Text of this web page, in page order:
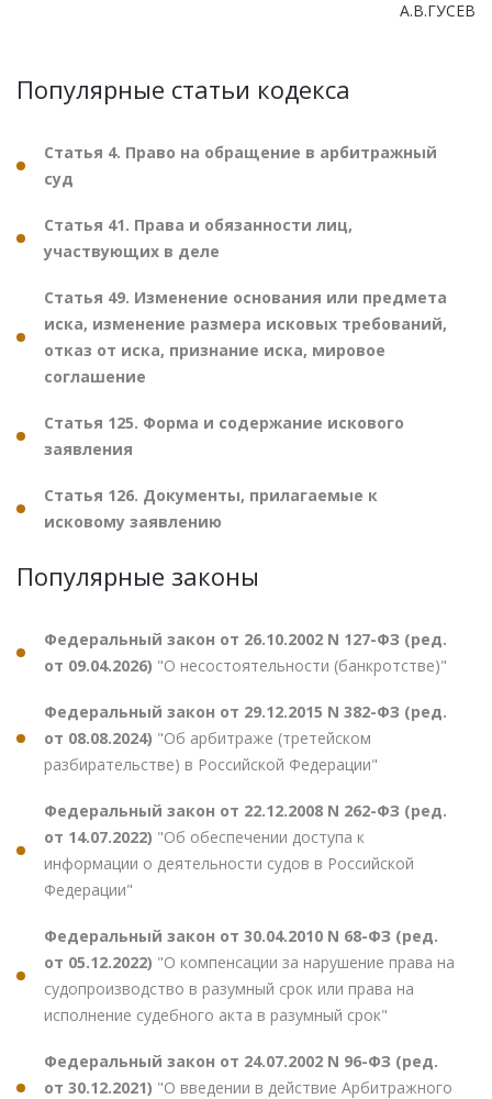
А.В.ГУСЕВ
Популярные статьи кодекса
Статья 4. Право на обращение в арбитражный
суд
Статья 41. Права и обязанности лиц,
участвующих в деле
Статья 49. Изменение основания или предмета
иска, изменение размера исковых требований,
отказ от иска, признание иска, мировое
соглашение
Статья 125. Форма и содержание искового
заявления
Статья 126. Документы, прилагаемые к
исковому заявлению
Популярные законы
Федеральный закон от 26.10.2002 N 127-ФЗ (ред.
от 09.04.2026) "О несостоятельности (банкротстве)"
Федеральный закон от 29.12.2015 N 382-ФЗ (ред.
от 08.08.2024) "Об арбитраже (третейском
разбирательстве) в Российской Федерации"
Федеральный закон от 22.12.2008 N 262-ФЗ (ред.
от 14.07.2022) "Об обеспечении доступа к
информации о деятельности судов в Российской
Федерации"
Федеральный закон от 30.04.2010 N 68-ФЗ (ред.
от 05.12.2022) "О компенсации за нарушение права на
судопроизводство в разумный срок или права на
исполнение судебного акта в разумный срок"
Федеральный закон от 24.07.2002 N 96-ФЗ (ред.
от 30.12.2021) "О введении в действие Арбитражного